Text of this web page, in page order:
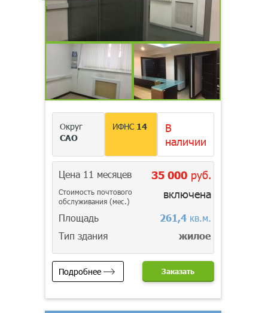
Округ
САО
ИФНС 14
В
наличии
Цена 11 месяцев 35 000руб.
Стоимость почтового
обслуживания (мес.)
включена
Площадь 261,4кв.м.
Тип здания
жилое
Подробнее Заказать